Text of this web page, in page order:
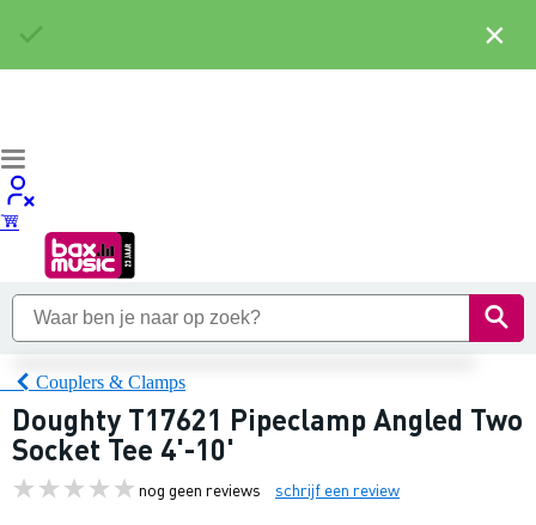
Couplers & Clamps
Doughty T17621 Pipeclamp Angled Two
Socket Tee 4'-10'
nog geen reviews schrijf een review
×